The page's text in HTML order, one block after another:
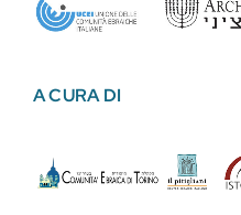
A CURA DI